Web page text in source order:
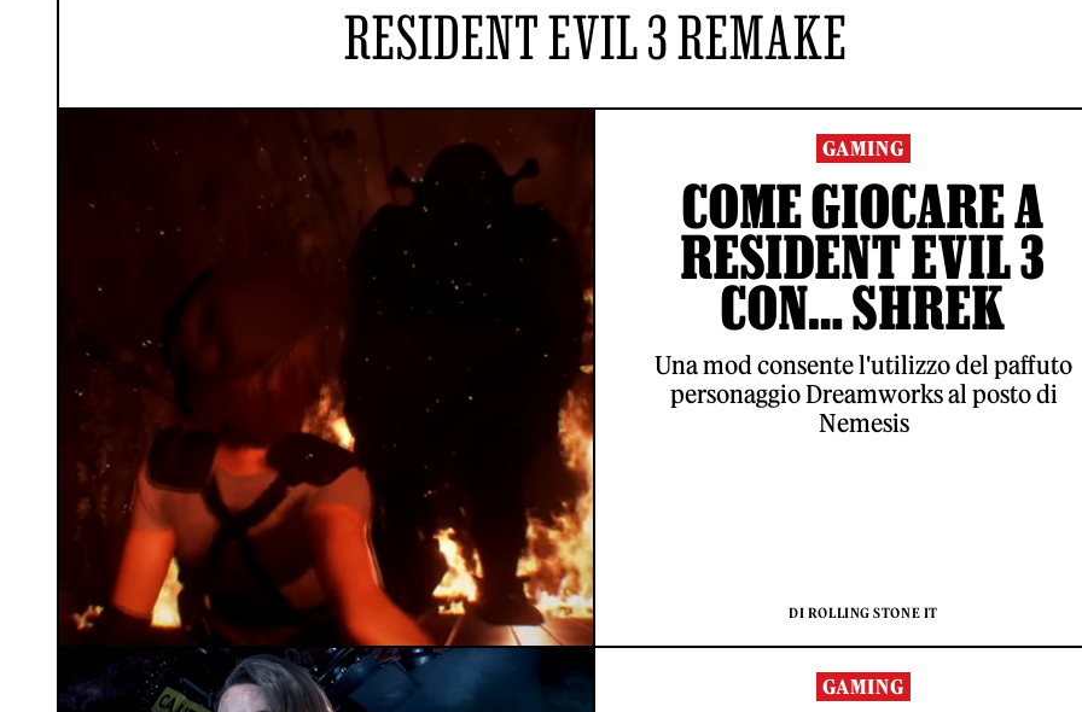
RESIDENT EVIL 3 REMAKE
GAMING
COME GIOCARE A
RESIDENT EVIL 3
CON… SHREK
Una mod consente l'utilizzo del paffuto
personaggio Dreamworks al posto di
Nemesis
DI ROLLING STONE IT
GAMING